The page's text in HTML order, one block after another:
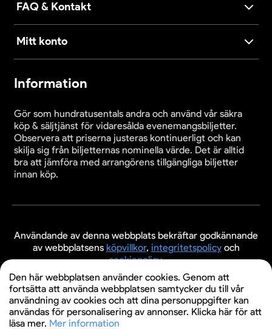
FAQ & Kontakt
Mitt konto
Information
Gör som hundratusentals andra och använd vår säkra
köp & säljtjänst för vidaresålda evenemangsbiljetter.
Observera att priserna justeras kontinuerligt och kan
skilja sig från biljetternas nominella värde. Det är alltid
bra att jämföra med arrangörens tillgängliga biljetter
innan köp.
Användande av denna webbplats bekräftar godkännande
av webbplatsens köpvillkor, integritetspolicyoch
cookiepolicy.
© 2026 Evenemangsbiljetter.se
Den här webbplatsen använder cookies. Genom att
fortsätta att använda webbplatsen samtycker du till vår
användning av cookies och att dina personuppgifter kan
användas för personalisering av annonser. Klicka här för att
läsa mer. Mer information